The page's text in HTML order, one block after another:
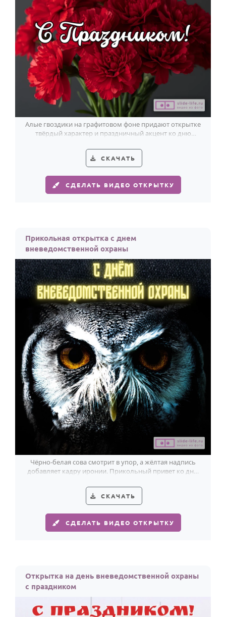
Алые гвоздики на графитовом фоне придают открытке
твёрдый характер и праздничный акцент ко дню
СКАЧАТЬ
СДЕЛАТЬ ВИДЕО ОТКРЫТКУ
Прикольная открытка с днем
вневедомственной охраны
Чёрно-белая сова смотрит в упор, а жёлтая надпись
добавляет кадру иронии. Прикольный привет ко дню
СКАЧАТЬ
СДЕЛАТЬ ВИДЕО ОТКРЫТКУ
Открытка на день вневедомственной охраны
с праздником